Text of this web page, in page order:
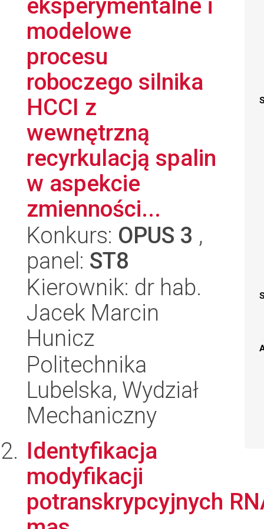
eksperymentalne i
modelowe
procesu
roboczego silnika
HCCI z
wewnętrzną
recyrkulacją spalin
w aspekcie
zmienności...
Konkurs: OPUS 3 ,
panel: ST8
Kierownik: dr hab.
Jacek Marcin
Hunicz
Politechnika
Lubelska, Wydział
Mechaniczny
Identyfikacja
modyfikacji
potranskrypcyjnych